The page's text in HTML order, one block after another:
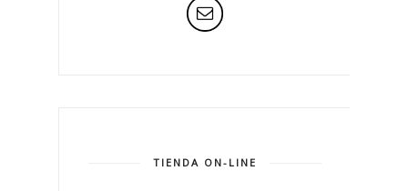
TIENDA ON-LINE